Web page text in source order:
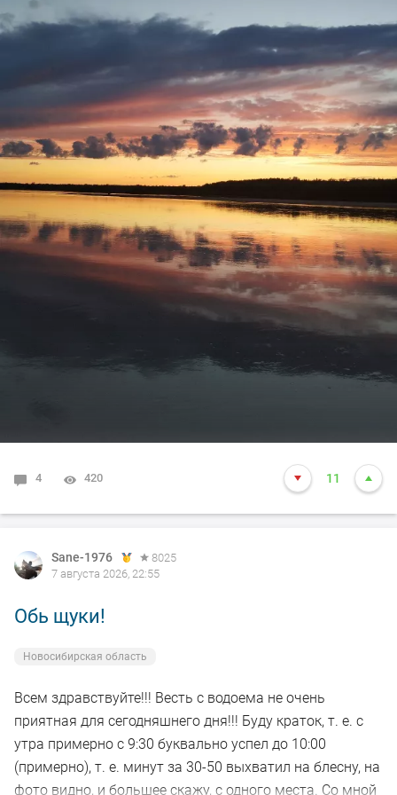
Ну а вам Друзья желаю НХНЧ и чтобы от рыболовного
процесса вы получали только приятные впечатления!
С уважением Шнивовод!🤝
4 420 11
Sane-1976
8025
7 августа 2026, 22:55
Обь щуки!
Новосибирская область
Всем здравствуйте!!! Весть с водоема не очень
приятная для сегодняшнего дня!!! Буду краток, т. е. с
утра примерно с 9:30 буквально успел до 10:00
(примерно), т. е. минут за 30-50 выхватил на блесну, на
фото видно, и большее скажу, с одного места. Со мной